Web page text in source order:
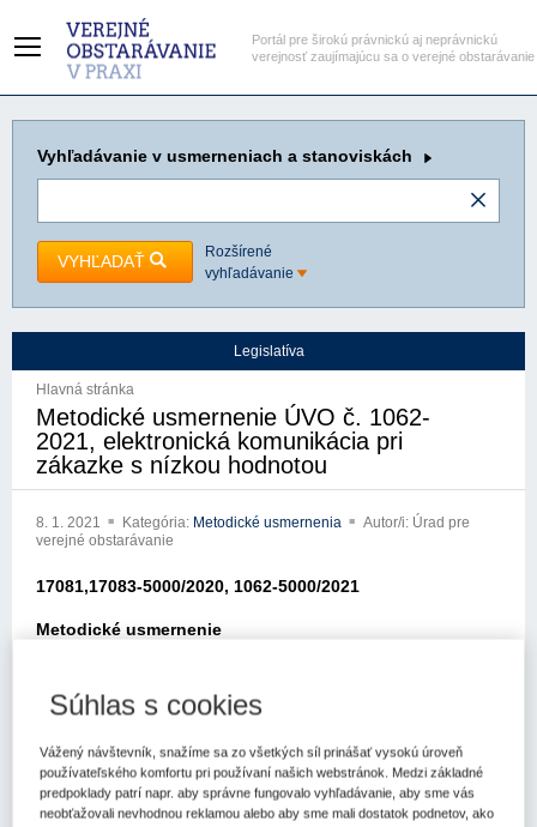
Portál pre širokú právnickú aj neprávnickú
verejnosť zaujímajúcu sa o verejné obstarávanie
Vyhľadávanie v usmerneniach a stanoviskách
VYHĽADAŤ
Rozšírené
vyhľadávanie
Legislatíva
Hlavná stránka
Metodické usmernenie ÚVO č. 1062-
2021, elektronická komunikácia pri
zákazke s nízkou hodnotou
8. 1. 2021 Kategória: Metodické usmernenia
Autor/i: Úrad pre
verejné obstarávanie
17081,17083-5000/2020, 1062-5000/2021
Metodické usmernenie
Bratislava: 5.1.2020
Elektronickou poštou z 3.12.2020 ste sa na nás obrátili so
žiadosťou o poskytnutie metodického usmernenia k zákonu č.
343/2015 Z.z. o verejnom obstarávaní a o zmene a doplnení
Súhlas s cookies
Vážený návštevník, snažíme sa zo všetkých síl prinášať vysokú úroveň
používateľského komfortu pri používaní našich webstránok. Medzi základné
predpoklady patrí napr. aby správne fungovalo vyhľadávanie, aby sme vás
neobťažovali nevhodnou reklamou alebo aby sme mali dostatok podnetov, ako